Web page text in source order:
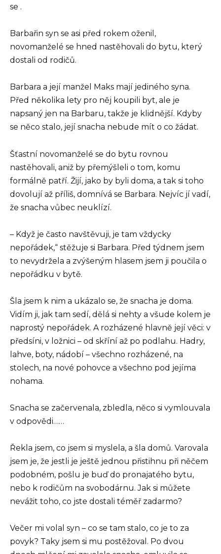
se .
Barbařin syn se asi před rokem oženil,
novomanželé se hned nastěhovali do bytu, který
dostali od rodičů.
Barbara a její manžel Maks mají jediného syna.
Před několika lety pro něj koupili byt, ale je
napsaný jen na Barbaru, takže je klidnější. Kdyby
se něco stalo, její snacha nebude mít o co žádat.
Šťastní novomanželé se do bytu rovnou
nastěhovali, aniž by přemýšleli o tom, komu
formálně patří. Žijí, jako by byli doma, a tak si toho
dovolují až příliš, domnívá se Barbara. Nejvíc jí vadí,
že snacha vůbec neuklízí.
– Když je často navštěvuji, je tam vždycky
nepořádek,“ stěžuje si Barbara. Před týdnem jsem
to nevydržela a zvýšeným hlasem jsem ji poučila o
nepořádku v bytě.
Šla jsem k nim a ukázalo se, že snacha je doma.
Vidím ji, jak tam sedí, dělá si nehty a všude kolem je
naprostý nepořádek. A rozházené hlavně její věci: v
předsíni, v ložnici – od skříní až po podlahu. Hadry,
lahve, boty, nádobí – všechno rozházené, na
stolech, na nové pohovce a všechno pod jejíma
nohama.
Snacha se začervenala, zbledla, něco si vymlouvala
v odpovědi……
Řekla jsem, co jsem si myslela, a šla domů. Varovala
jsem je, že jestli je ještě jednou přistihnu při něčem
podobném, pošlu je buď do pronajatého bytu,
nebo k rodičům na svobodárnu. Jak si můžete
nevážit toho, co jste dostali téměř zadarmo?
Večer mi volal syn – co se tam stalo, co je to za
povyk? Taky jsem si mu postěžoval. Po dvou